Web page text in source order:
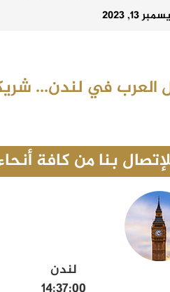
13, 2023
العرب في لندن...
بنا من كافة
لندن